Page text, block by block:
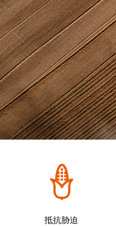
抵抗胁迫
土壤改良